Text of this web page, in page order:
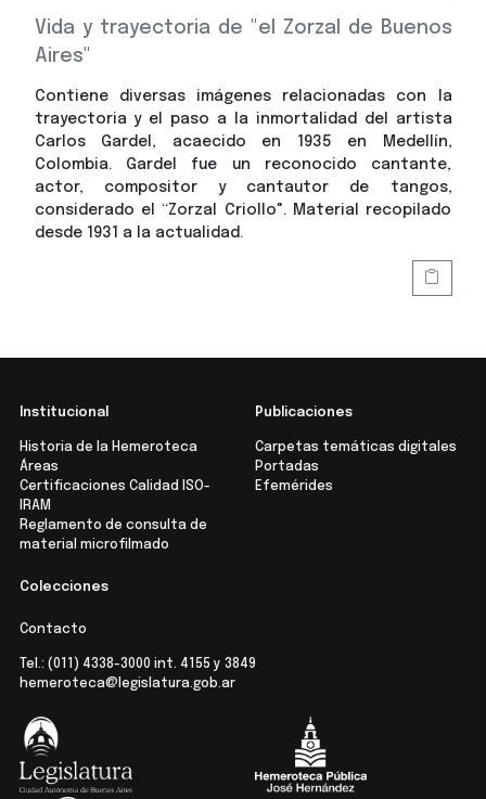
Vida y trayectoria de "el Zorzal de Buenos
Aires"
Contiene diversas imágenes relacionadas con la
trayectoria y el paso a la inmortalidad del artista
Carlos Gardel, acaecido en 1935 en Medellín,
Colombia. Gardel fue un reconocido cantante,
actor, compositor y cantautor de tangos,
considerado el “Zorzal Criollo". Material recopilado
desde 1931 a la actualidad.
Institucional
Historia de la Hemeroteca
Áreas
Certificaciones Calidad ISO-
IRAM
Reglamento de consulta de
material microfilmado
Publicaciones
Carpetas temáticas digitales
Portadas
Efemérides
Colecciones
Contacto
Tel.: (011) 4338-3000 int. 4155 y 3849
hemeroteca@legislatura.gob.ar